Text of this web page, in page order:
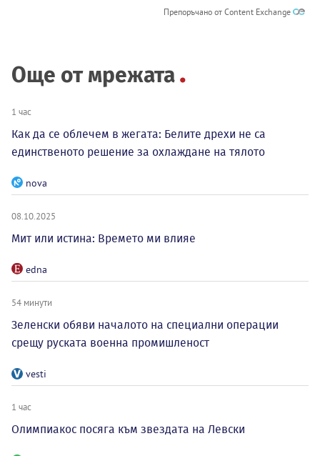
Препоръчано от Content Exchange
Още от мрежата
1 час
Как да се облечем в жегата: Белите дрехи не са
единственото решение за охлаждане на тялото
nova
08.10.2025
Мит или истина: Времето ми влияе
edna
54 минути
Зеленски обяви началото на специални операции
срещу руската военна промишленост
vesti
1 час
Олимпиакос посяга към звездата на Левски